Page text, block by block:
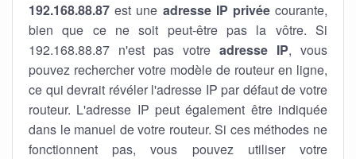
192.168.88.87 est une adresse IP privéecourante,
bien que ce ne soit peut-être pas la vôtre. Si
192.168.88.87 n'est pas votre adresse IP, vous
pouvez rechercher votre modèle de routeur en ligne,
ce qui devrait révéler l'adresse IP par défaut de votre
routeur. L'adresse IP peut également être indiquée
dans le manuel de votre routeur. Si ces méthodes ne
fonctionnent pas, vous pouvez utiliser votre